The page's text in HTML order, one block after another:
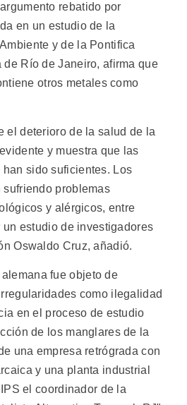
rebatido por
en un estudio de la
y de la Pontifica
Río de Janeiro, afirma que
otros metales como
el deterioro de la salud de la
y muestra que las
sido suficientes. Los
sufriendo problemas
y alérgicos, entre
estudio de investigadores
Oswaldo Cruz, añadió.
fue objeto de
como ilegalidad
en el proceso de estudio
de los manglares de la
una empresa retrógrada con
y una planta industrial
el coordinador de la